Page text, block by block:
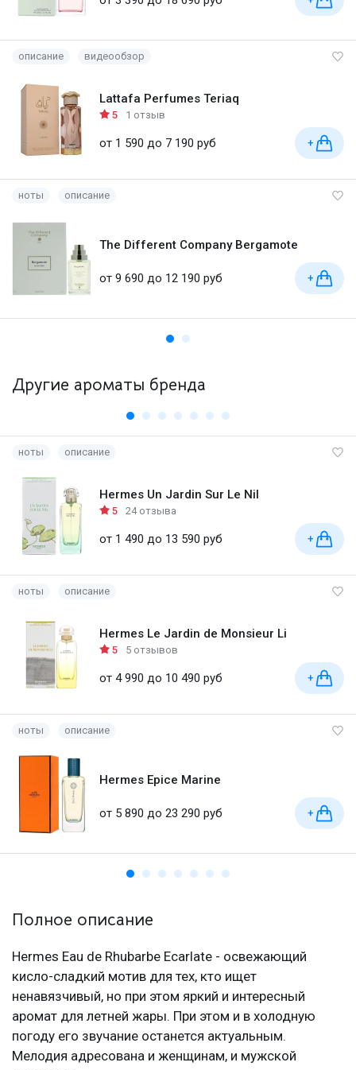
описание видеообзор
Lattafa Perfumes Teriaq
5 1 отзыв
от 1 590 до 7 190 руб +
ноты описание
The Different Company Bergamote
от 9 690 до 12 190 руб +
Другие ароматы бренда
ноты описание
Hermes Un Jardin Sur Le Nil
5 24 отзыва
от 1 490 до 13 590 руб +
ноты описание
Hermes Le Jardin de Monsieur Li
5 5 отзывов
от 4 990 до 10 490 руб +
ноты описание
Hermes Epice Marine
от 5 890 до 23 290 руб +
Полное описание
Hermes Eau de Rhubarbe Ecarlate - освежающий
кисло-сладкий мотив для тех, кто ищет
ненавязчивый, но при этом яркий и интересный
аромат для летней жары. При этом и в холодную
погоду его звучание останется актуальным.
Мелодия адресована и женщинам, и мужской